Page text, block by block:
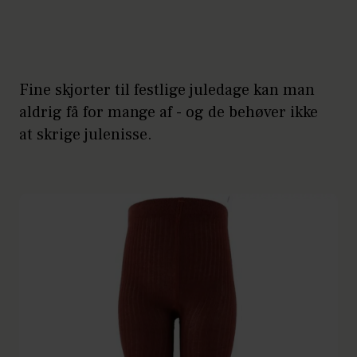
Fine skjorter til festlige juledage kan man
aldrig få for mange af - og de behøver ikke
at skrige julenisse.